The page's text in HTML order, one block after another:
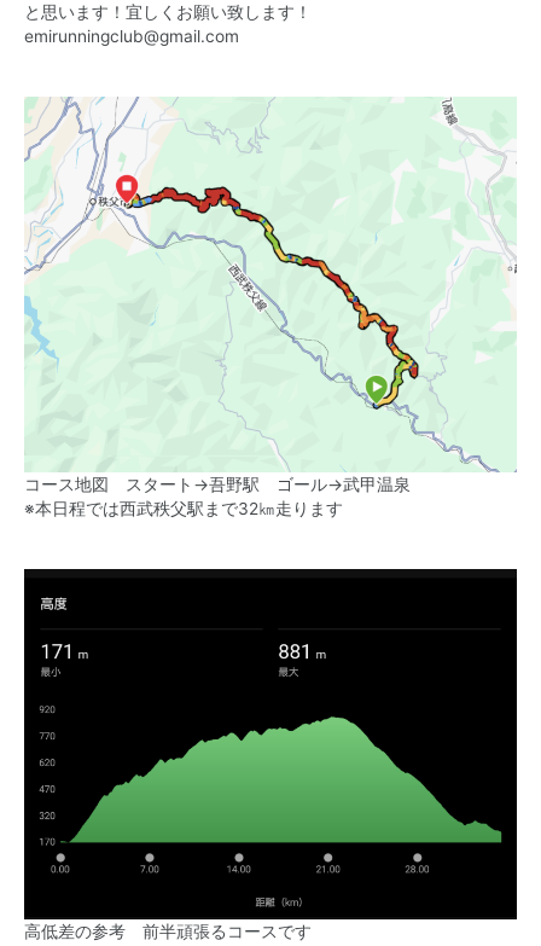
と思います！宜しくお願い致します！
emirunningclub@gmail.com
コース地図 スタート→吾野駅 ゴール→武甲温泉
※本日程では西武秩父駅まで32㎞走ります
高低差の参考 前半頑張るコースです